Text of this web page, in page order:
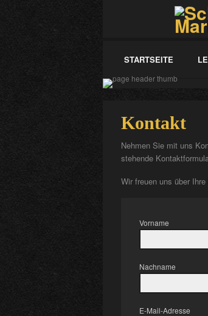
STARTSEITE
Kontakt
Nehmen Sie mit uns
stehende
Wir freuen uns über
Vorname
Nachname
E-Mail-Adresse